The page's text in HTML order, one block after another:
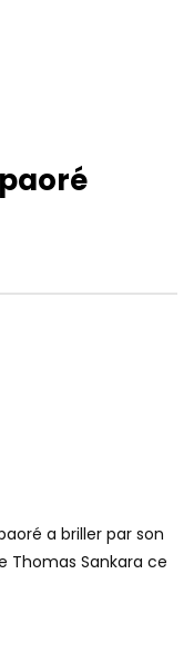
a briller par son
Thomas Sankara ce